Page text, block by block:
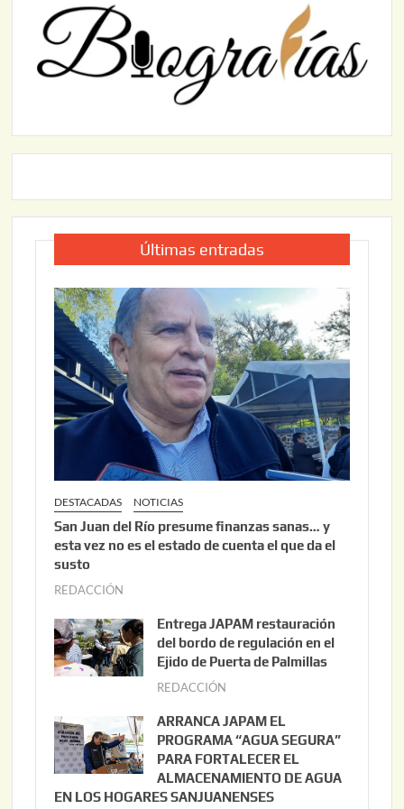
Últimas entradas
DESTACADAS NOTICIAS
San Juan del Río presume finanzas sanas… y
esta vez no es el estado de cuenta el que da el
susto
REDACCIÓN
o
s
t
3
,
2
0
Entrega JAPAM restauración
del bordo de regulación en el
Ejido de Puerta de Palmillas
REDACCIÓN
i
o
2
ARRANCA JAPAM EL
PROGRAMA “AGUA SEGURA”
PARA FORTALECER EL
ALMACENAMIENTO DE AGUA
EN LOS HOGARES SANJUANENSES